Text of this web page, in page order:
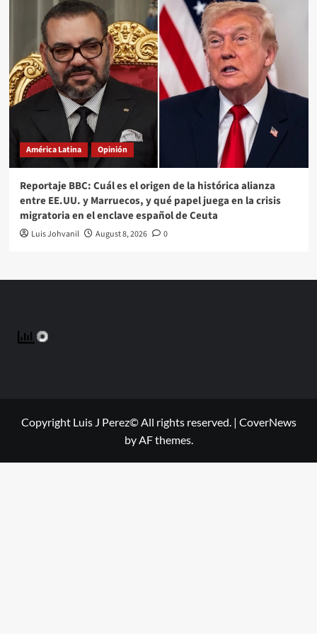
América Latina Opinión
Reportaje BBC: Cuál es el origen de la histórica alianza
entre EE.UU. y Marruecos, y qué papel juega en la crisis
migratoria en el enclave español de Ceuta
Luis Johvanil August 8, 2026 0
Copyright Luis J Perez© All rights reserved. | CoverNews
by AF themes.